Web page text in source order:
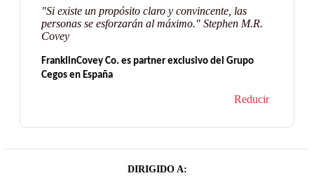
"Si existe un propósito claro y convincente, las
personas se esforzarán al máximo." Stephen M.R.
Covey
FranklinCovey Co. es partner exclusivo del Grupo
Cegos en España
Reducir
DIRIGIDO A: